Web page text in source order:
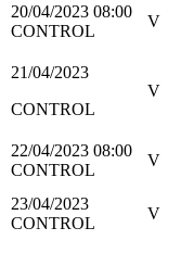
20/04/2023 08:00
CONTROL
V
21/04/2023
CONTROL
V
22/04/2023 08:00
CONTROL
V
23/04/2023
CONTROL
V